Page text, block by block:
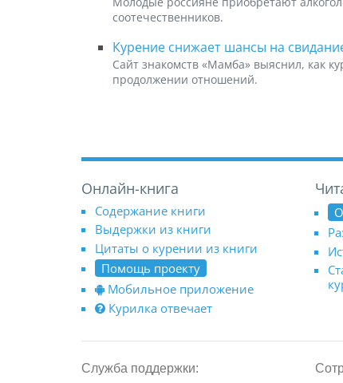
соотечественников.
Курение снижает шансы на
Сайт знакомств «Мамба» выяснил, как
продолжении отношений.
Онлайн-книга
Содержание книги
Выдержки из книги
Цитаты о курении из книги
Помощь проекту
Мобильное приложение
Курилка отвечает
Служба поддержки: